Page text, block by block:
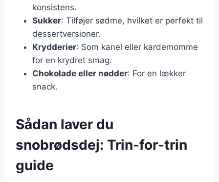
konsistens.
Sukker: Tilføjer sødme, hvilket er perfekt til
dessertversioner.
Krydderier: Som kanel eller kardemomme
for en krydret smag.
Chokolade eller nødder: For en lækker
snack.
Sådan laver du
snobrødsdej: Trin-for-trin
guide